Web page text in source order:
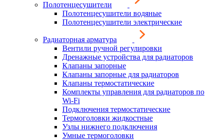
Полотенцесушители
Полотенцесушители водяные
Полотенцесушители электрические
Радиаторная арматура
Вентили ручной регулировки
Дренажные устройства для радиаторов
Клапаны запорные
Клапаны запорные для радиаторов
Клапаны термостатические
Комплекты управления для радиаторов по
Wi-Fi
Подключения термостатические
Термоголовки жидкостные
Узлы нижнего подключения
Умные термоголовки